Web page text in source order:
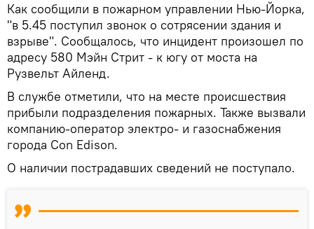
Как сообщили в пожарном управлении Нью-Йорка,
"в 5.45 поступил звонок о сотрясении здания и
взрыве". Сообщалось, что инцидент произошел по
адресу 580 Мэйн Стрит - к югу от моста на
Рузвельт Айленд.
В службе отметили, что на месте происшествия
прибыли подразделения пожарных. Также вызвали
компанию-оператор электро- и газоснабжения
города Con Edison.
О наличии пострадавших сведений не поступало.